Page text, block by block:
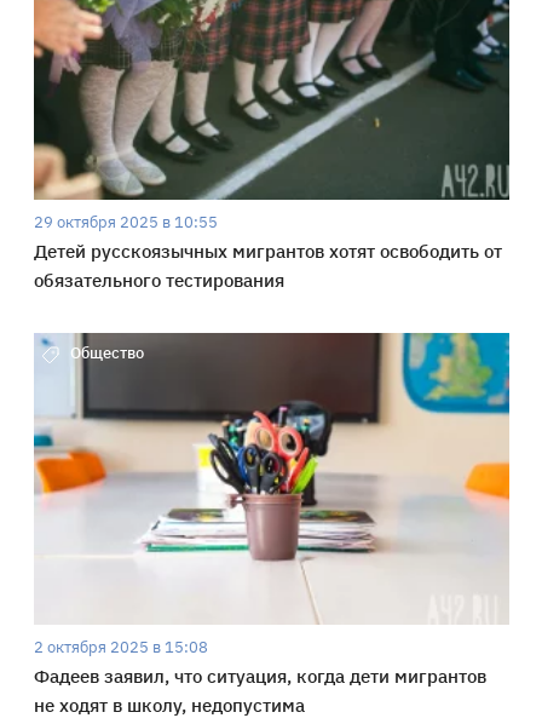
29 октября 2025 в 10:55
Детей русскоязычных мигрантов хотят освободить от
обязательного тестирования
Общество
2 октября 2025 в 15:08
Фадеев заявил, что ситуация, когда дети мигрантов
не ходят в школу, недопустима